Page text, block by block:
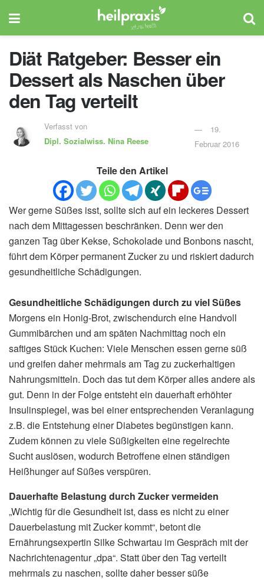
Diät Ratgeber: Besser ein
Dessert als Naschen über
den Tag verteilt
Verfasst von
Dipl. Sozialwiss. Nina Reese
19.
Februar 2016
Teile den Artikel
Wer gerne Süßes isst, sollte sich auf ein leckeres Dessert
nach dem Mittagessen beschränken. Denn wer den
ganzen Tag über Kekse, Schokolade und Bonbons nascht,
führt dem Körper permanent Zucker zu und riskiert dadurch
gesundheitliche Schädigungen.
Gesundheitliche Schädigungen durch zu viel Süßes
Morgens ein Honig-Brot, zwischendurch eine Handvoll
Gummibärchen und am späten Nachmittag noch ein
saftiges Stück Kuchen: Viele Menschen essen gerne süß
und greifen daher mehrmals am Tag zu zuckerhaltigen
Nahrungsmitteln. Doch das tut dem Körper alles andere als
gut. Denn in der Folge entsteht ein dauerhaft erhöhter
Insulinspiegel, was bei einer entsprechenden Veranlagung
z.B. die Entstehung einer Diabetes begünstigen kann.
Zudem können zu viele Süßigkeiten eine regelrechte
Sucht auslösen, wodurch Betroffene einen ständigen
Heißhunger auf Süßes verspüren.
Dauerhafte Belastung durch Zucker vermeiden
„Wichtig für die Gesundheit ist, dass es nicht zu einer
Dauerbelastung mit Zucker kommt“, betont die
Ernährungsexpertin Silke Schwartau im Gespräch mit der
Nachrichtenagentur „dpa“. Statt über den Tag verteilt
mehrmals zu naschen, sollte daher besser süße